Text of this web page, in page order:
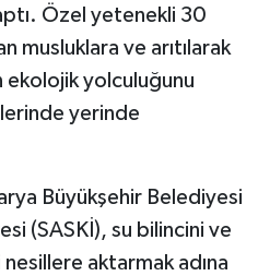
Özel yetenekli 30
musluklara ve arıtılarak
ekolojik yolculuğunu
yerinde
Büyükşehir Belediyesi
(SASKİ), su bilincini ve
nesillere aktarmak adına